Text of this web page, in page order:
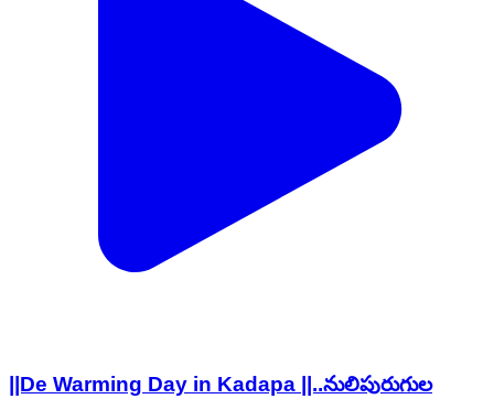
||De Warming Day in Kadapa ||..నులిపురుగుల